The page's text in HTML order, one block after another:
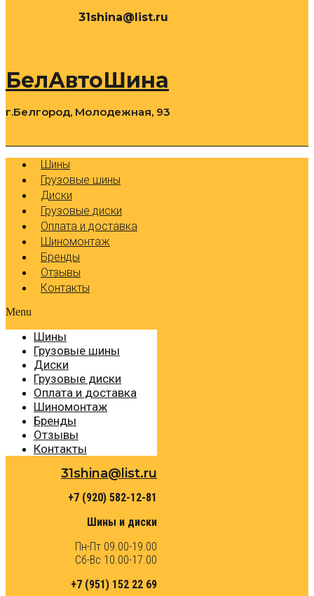
31shina@list.ru
БелАвтоШина
г.Белгород, Молодежная, 93
Шины
Грузовые шины
Диски
Грузовые диски
Оплата и доставка
Шиномонтаж
Бренды
Отзывы
Контакты
Menu
Шины
Грузовые шины
Диски
Грузовые диски
Оплата и доставка
Шиномонтаж
Бренды
Отзывы
Контакты
31shina@list.ru
+7 (920) 582-12-81
Шины и диски
Пн-Пт 09.00-19.00
Сб-Вс 10.00-17.00
+7 (951) 152 22 69